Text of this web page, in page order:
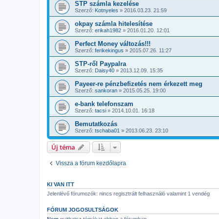
STP számla kezelése
Szerző: Kotnyeles » 2016.03.23. 21:59
okpay számla hitelesítése
Szerző: erikah1982 » 2016.01.20. 12:01
Perfect Money változás!!!
Szerző: ferikekingus » 2015.07.26. 11:27
STP-ről Paypalra
Szerző: Daisy40 » 2013.12.09. 15:35
Payeer-re pénzbefizetés nem érkezett meg
Szerző: sankoran » 2015.05.25. 19:00
e-bank telefonszam
Szerző: tacsi » 2014.10.01. 16:18
Bemutatkozás
Szerző: tschaba01 » 2013.06.23. 23:10
Új téma
Vissza a fórum kezdőlapra
KI VAN ITT
Jelenlévő fórumozók: nincs regisztrált felhasználó valamint 1 vendég
FÓRUM JOGOSULTSÁGOK